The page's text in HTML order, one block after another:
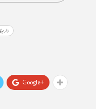
ڈالر
Google+